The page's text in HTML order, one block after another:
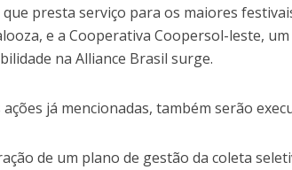
presta serviço para os maiores
e a Cooperativa Coopersol-leste,
na Alliance Brasil surge.
ações já mencionadas, também serão
de um plano de gestão da coleta